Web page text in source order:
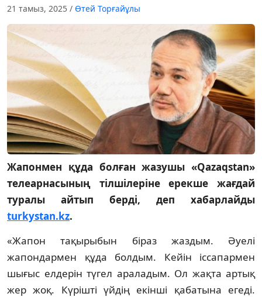
21 тамыз, 2025 / Өтей Торғайұлы
Жапонмен құда болған жазушы «Qazaqstan»
телеарнасының тілшілеріне ерекше жағдай
туралы айтып берді, деп хабарлайды
turkystan.kz.
«Жапон тақырыбын біраз жаздым. Әуелі
жапондармен құда болдым. Кейін іссапармен
шығыс елдерін түгел араладым. Ол жақта артық
жер жоқ. Күрішті үйдің екінші қабатына егеді.